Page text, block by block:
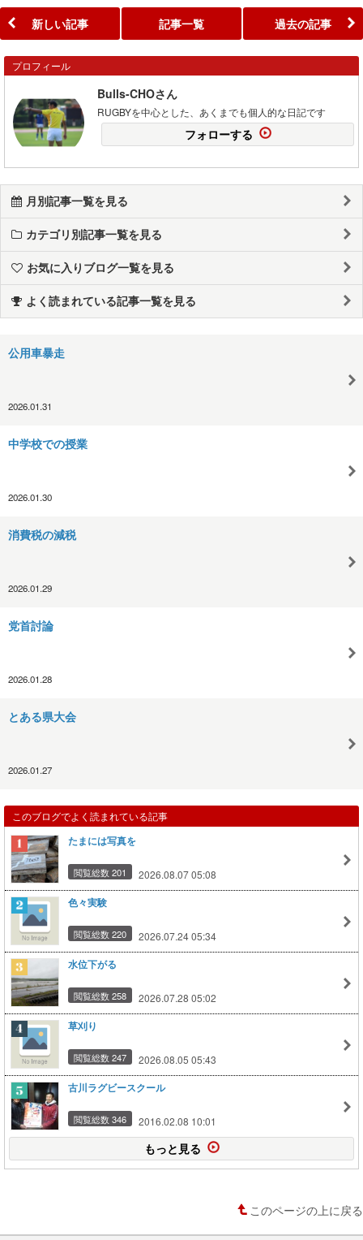
新しい記事 記事一覧 過去の記事
プロフィール
Bulls-CHOさん
RUGBYを中心とした、あくまでも個人的な日記です
フォローする
月別記事一覧を見る
カテゴリ別記事一覧を見る
お気に入りブログ一覧を見る
よく読まれている記事一覧を見る
公用車暴走
2026.01.31
中学校での授業
2026.01.30
消費税の減税
2026.01.29
党首討論
2026.01.28
とある県大会
2026.01.27
このブログでよく読まれている記事
たまには写真を
閲覧総数 201 2026.08.07 05:08
色々実験
閲覧総数 220 2026.07.24 05:34
水位下がる
閲覧総数 258 2026.07.28 05:02
草刈り
閲覧総数 247 2026.08.05 05:43
古川ラグビースクール
閲覧総数 346 2016.02.08 10:01
もっと見る
このページの上に戻る